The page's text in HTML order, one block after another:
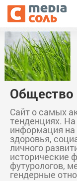
Общество
Сайт о самых
тенденциях.
информация
здоровья,
личного
исторические
футурологов,
гендерные